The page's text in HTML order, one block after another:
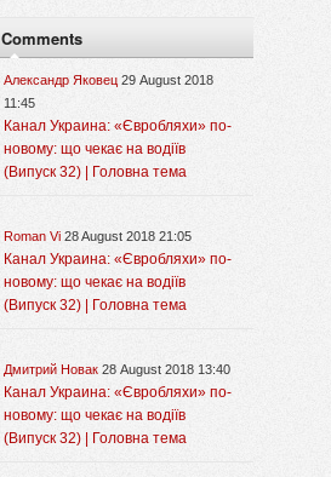
Comments
Александр Яковец 29 August 2018
11:45
Канал Украина: «Євробляхи» по-
новому: що чекає на водіїв
(Випуск 32) | Головна тема
Roman Vi 28 August 2018 21:05
Канал Украина: «Євробляхи» по-
новому: що чекає на водіїв
(Випуск 32) | Головна тема
Дмитрий Новак 28 August 2018 13:40
Канал Украина: «Євробляхи» по-
новому: що чекає на водіїв
(Випуск 32) | Головна тема